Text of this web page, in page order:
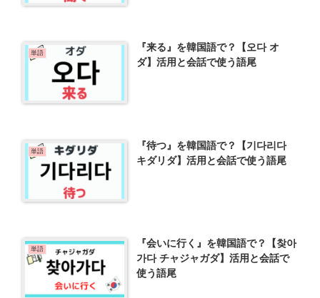
単語
『来る』を韓国語で？【오다 オ
ダ】活用と会話で使う語尾
単語
『待つ』を韓国語で？【기다리다
キダリダ】活用と会話で使う語尾
単語
『会いに行く』を韓国語で？【찾아
가다 チャジャガダ】活用と会話で
使う語尾